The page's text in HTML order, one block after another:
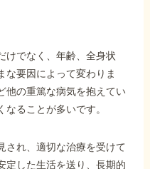
けでなく、年齢、全身状
な要因によって変わりま
他の重篤な病気を抱えてい
ることが多いです。
され、適切な治療を受けて
定した生活を送り、長期的